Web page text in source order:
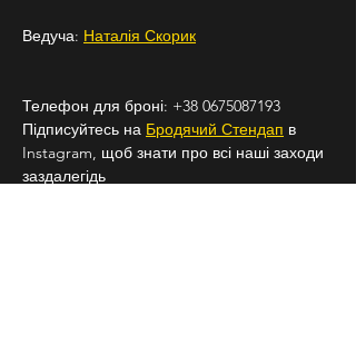
Ведуча: Наталія Скорик
Телефон для броні: +38 0675087193
Підписуйтесь на Бродячий Стендап в
Instagram, щоб знати про всі наші заходи
заздалегідь